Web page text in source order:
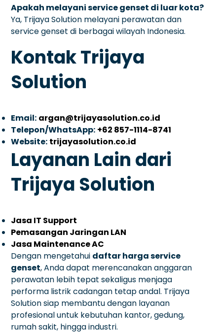
Apakah melayani service genset di luar kota?
Ya, Trijaya Solution melayani perawatan dan
service genset di berbagai wilayah Indonesia.
Kontak Trijaya
Solution
Email: argan@trijayasolution.co.id
Telepon/WhatsApp: +62 857-1114-8741
Website: trijayasolution.co.id
Layanan Lain dari
Trijaya Solution
Jasa IT Support
Pemasangan Jaringan LAN
Jasa Maintenance AC
Dengan mengetahui daftar harga service
genset, Anda dapat merencanakan anggaran
perawatan lebih tepat sekaligus menjaga
performa listrik cadangan tetap andal. Trijaya
Solution siap membantu dengan layanan
profesional untuk kebutuhan kantor, gedung,
rumah sakit, hingga industri.